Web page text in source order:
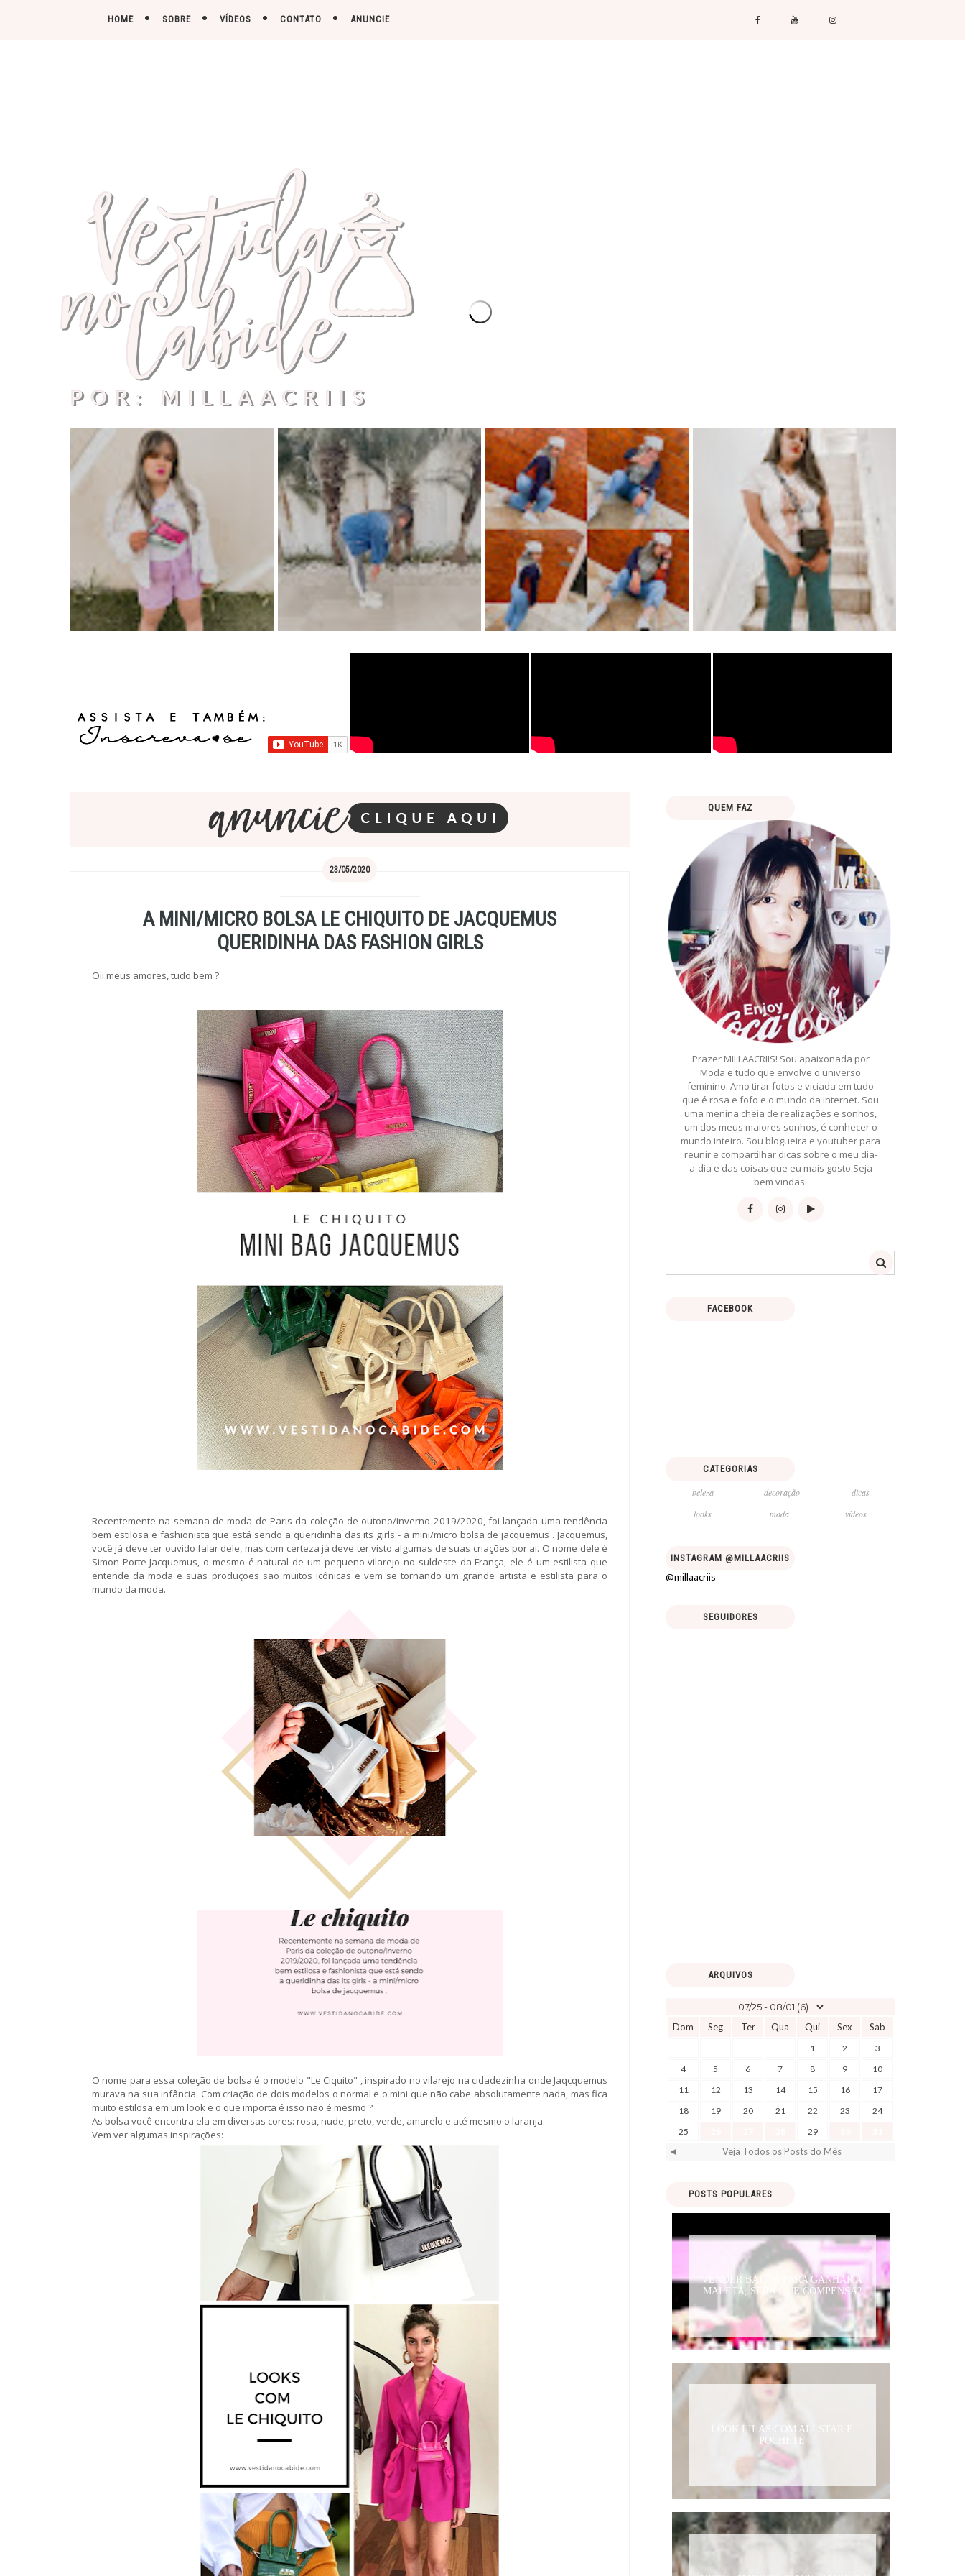
HOME SOBRE VÍDEOS CONTATO ANUNCIE
23/05/2020
A MINI/MICRO BOLSA LE CHIQUITO DE JACQUEMUS
QUERIDINHA DAS FASHION GIRLS
Oii meus amores, tudo bem ?
Recentemente na semana de moda de Paris da coleção de outono/inverno 2019/2020, foi lançada uma tendência
bem estilosa e fashionista que está sendo a queridinha das its girls - a mini/micro bolsa de jacquemus . Jacquemus,
você já deve ter ouvido falar dele, mas com certeza já deve ter visto algumas de suas criações por ai. O nome dele é
Simon Porte Jacquemus, o mesmo é natural de um pequeno vilarejo no suldeste da França, ele é um estilista que
entende da moda e suas produções são muitos icônicas e vem se tornando um grande artista e estilista para o
mundo da moda.
O nome para essa coleção de bolsa é o modelo "Le Ciquito" , inspirado no vilarejo na cidadezinha onde Jaqcquemus
murava na sua infância. Com criação de dois modelos o normal e o mini que não cabe absolutamente nada, mas fica
muito estilosa em um look e o que importa é isso não é mesmo ?
As bolsa você encontra ela em diversas cores: rosa, nude, preto, verde, amarelo e até mesmo o laranja.
Vem ver algumas inspirações:
QUEM FAZ
Prazer MILLAACRIIS! Sou apaixonada por
Moda e tudo que envolve o universo
feminino. Amo tirar fotos e viciada em tudo
que é rosa e fofo e o mundo da internet. Sou
uma menina cheia de realizações e sonhos,
um dos meus maiores sonhos, é conhecer o
mundo inteiro. Sou blogueira e youtuber para
reunir e compartilhar dicas sobre o meu dia-
a-dia e das coisas que eu mais gosto.Seja
bem vindas.
FACEBOOK
CATEGORIAS
beleza decoração
dicas
looks
moda vídeos
INSTAGRAM @MILLAACRIIS
@millaacriis
SEGUIDORES
ARQUIVOS
Dom Seg Ter Qua Qui Sex Sab
1 2
3
4
5 6 7 8 9
10
11
12 13 14 15 16
17
18
19 20 21 22 23
24
25
29
◄ Veja Todos os Posts do Mês
POSTS POPULARES
VENDER BATOM PARA GANHAR A
MALETA, SERÁ QUE COMPENSA?
LOOK LILAS COM ALLSTAR E
POCHETE